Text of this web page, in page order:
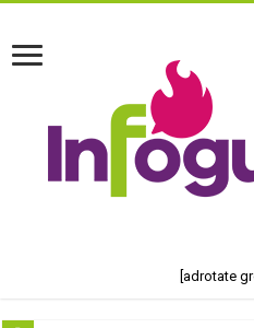
[adrotate